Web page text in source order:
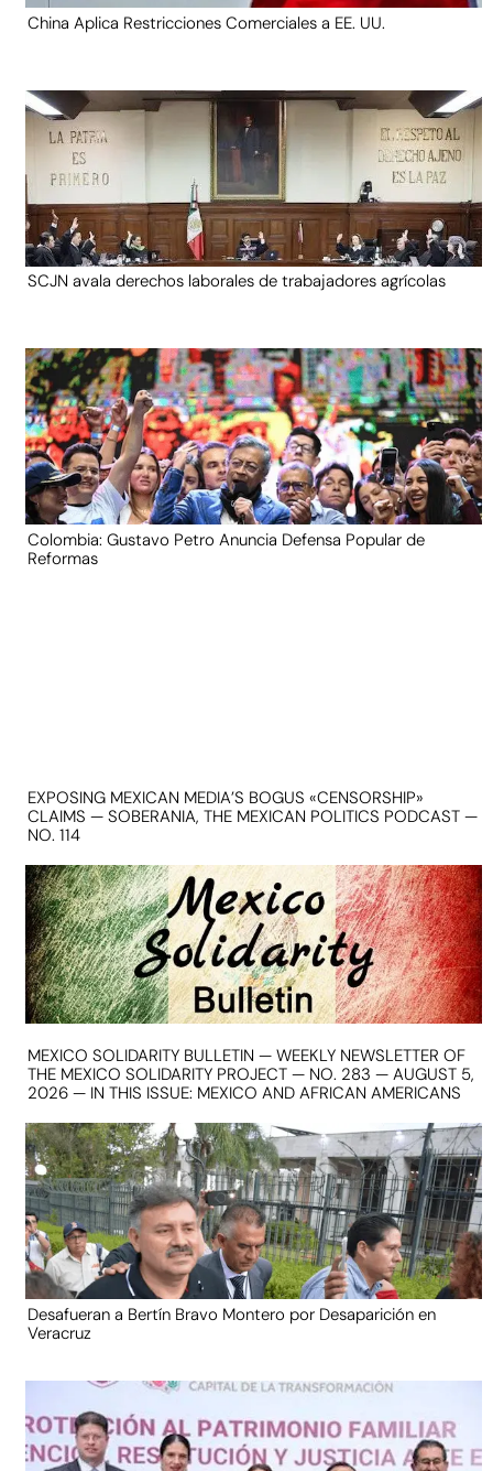
China Aplica Restricciones Comerciales a EE. UU.
SCJN avala derechos laborales de trabajadores agrícolas
Colombia: Gustavo Petro Anuncia Defensa Popular de
Reformas
EXPOSING MEXICAN MEDIA’S BOGUS «CENSORSHIP»
CLAIMS — SOBERANIA, THE MEXICAN POLITICS PODCAST —
NO. 114
MEXICO SOLIDARITY BULLETIN — WEEKLY NEWSLETTER OF
THE MEXICO SOLIDARITY PROJECT — NO. 283 — AUGUST 5,
2026 — IN THIS ISSUE: MEXICO AND AFRICAN AMERICANS
Desafueran a Bertín Bravo Montero por Desaparición en
Veracruz